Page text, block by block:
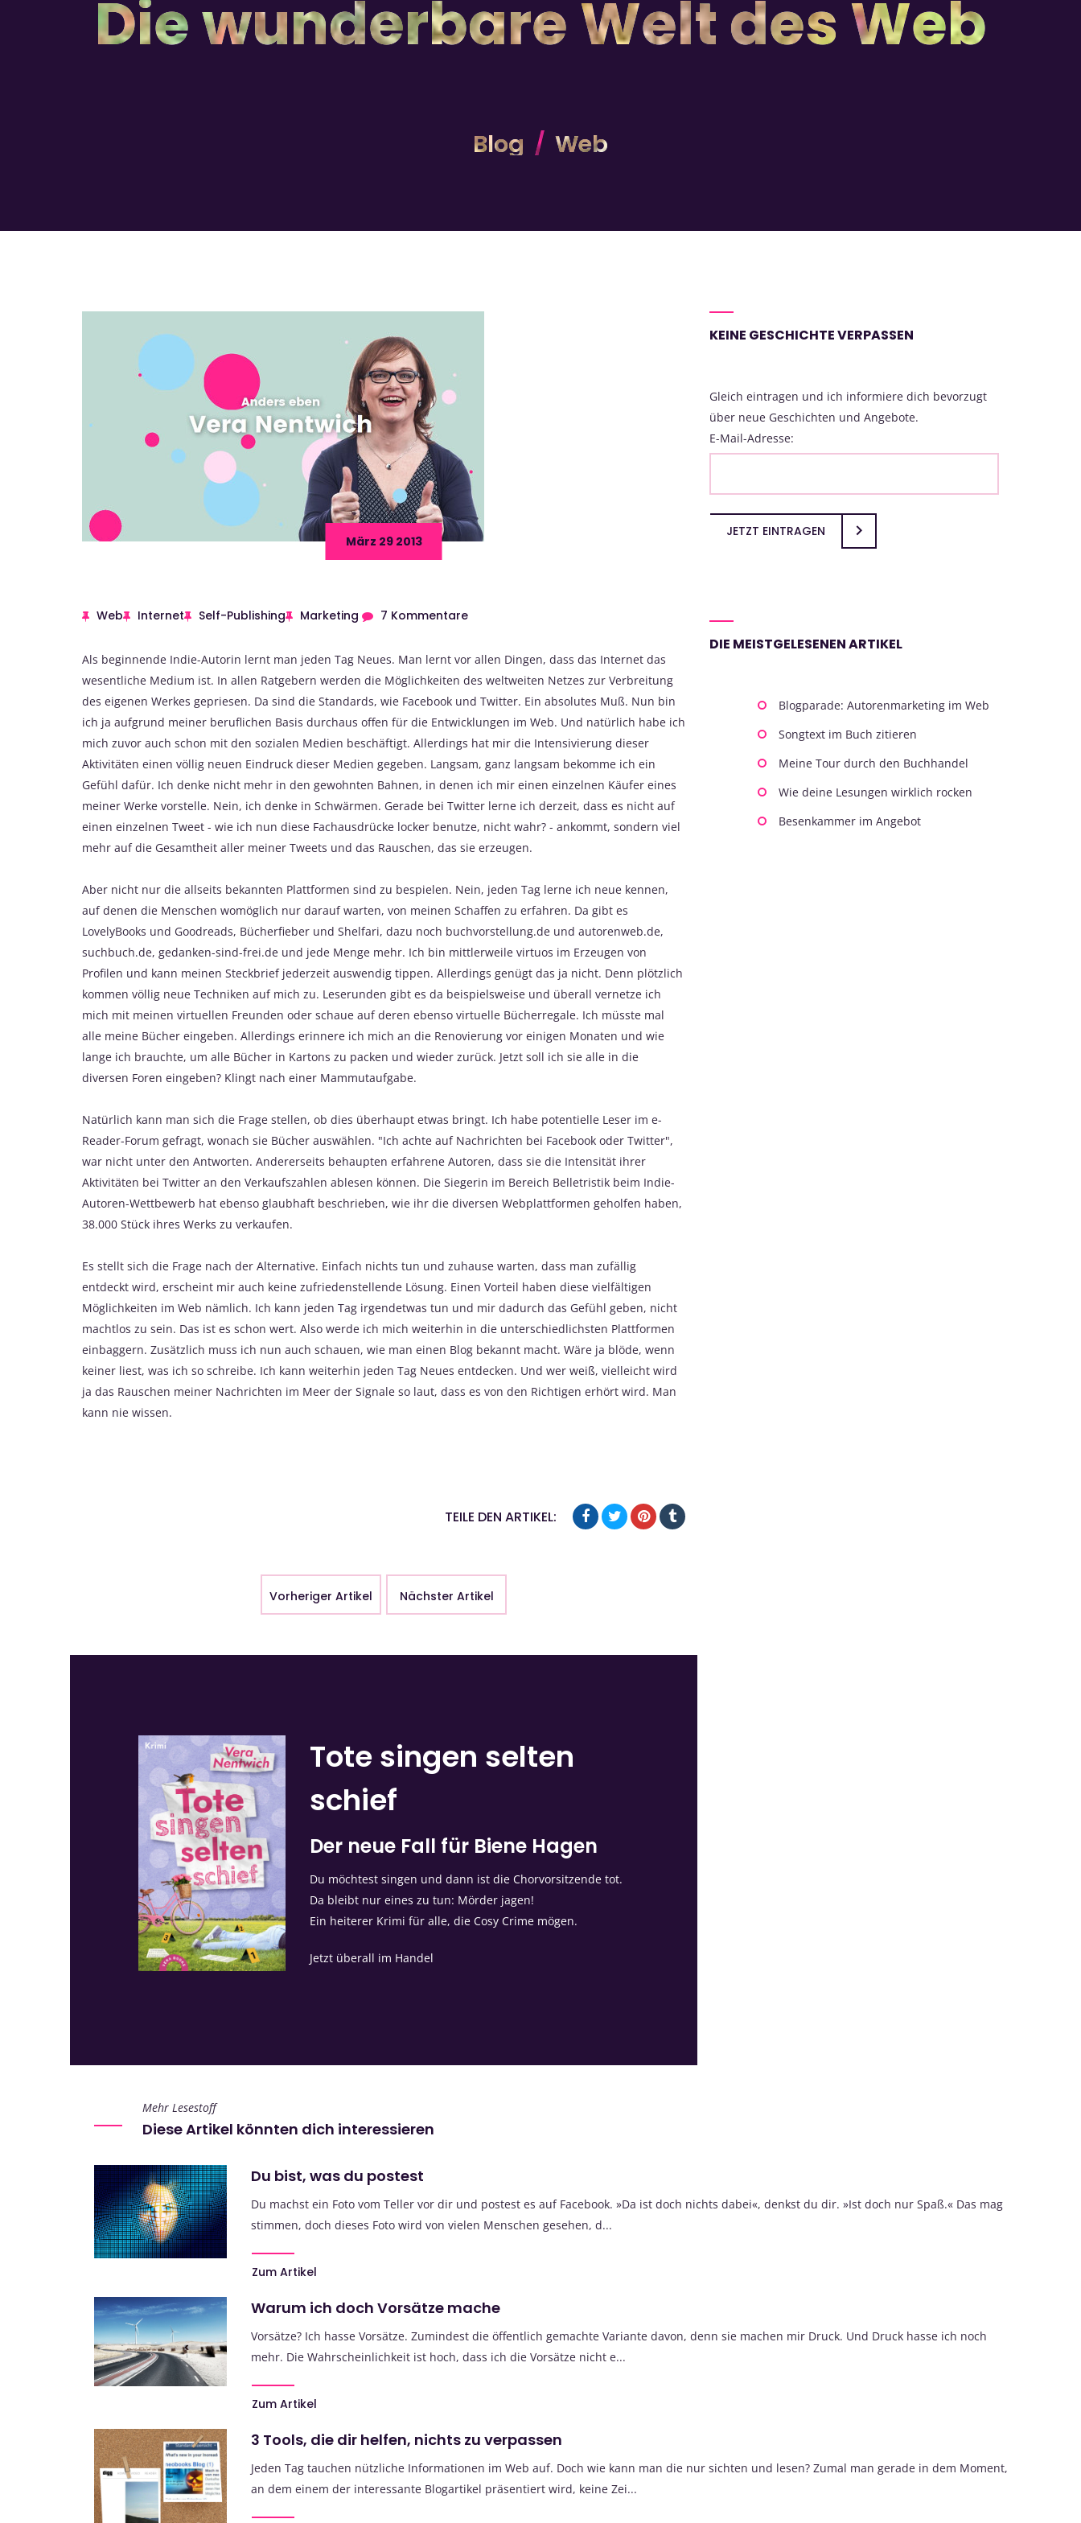
Die wunderbare Welt des Web
Blog Web
März 29 2013
Web Internet Self-Publishing Marketing 7 Kommentare
Als beginnende Indie-Autorin lernt man jeden Tag Neues. Man lernt vor allen Dingen, dass das Internet das
wesentliche Medium ist. In allen Ratgebern werden die Möglichkeiten des weltweiten Netzes zur Verbreitung
des eigenen Werkes gepriesen. Da sind die Standards, wie Facebook und Twitter. Ein absolutes Muß. Nun bin
ich ja aufgrund meiner beruflichen Basis durchaus offen für die Entwicklungen im Web. Und natürlich habe ich
mich zuvor auch schon mit den sozialen Medien beschäftigt. Allerdings hat mir die Intensivierung dieser
Aktivitäten einen völlig neuen Eindruck dieser Medien gegeben. Langsam, ganz langsam bekomme ich ein
Gefühl dafür. Ich denke nicht mehr in den gewohnten Bahnen, in denen ich mir einen einzelnen Käufer eines
meiner Werke vorstelle. Nein, ich denke in Schwärmen. Gerade bei Twitter lerne ich derzeit, dass es nicht auf
einen einzelnen Tweet - wie ich nun diese Fachausdrücke locker benutze, nicht wahr? - ankommt, sondern viel
mehr auf die Gesamtheit aller meiner Tweets und das Rauschen, das sie erzeugen.
Aber nicht nur die allseits bekannten Plattformen sind zu bespielen. Nein, jeden Tag lerne ich neue kennen,
auf denen die Menschen womöglich nur darauf warten, von meinen Schaffen zu erfahren. Da gibt es
LovelyBooks und Goodreads, Bücherfieber und Shelfari, dazu noch buchvorstellung.de und autorenweb.de,
suchbuch.de, gedanken-sind-frei.de und jede Menge mehr. Ich bin mittlerweile virtuos im Erzeugen von
Profilen und kann meinen Steckbrief jederzeit auswendig tippen. Allerdings genügt das ja nicht. Denn plötzlich
kommen völlig neue Techniken auf mich zu. Leserunden gibt es da beispielsweise und überall vernetze ich
mich mit meinen virtuellen Freunden oder schaue auf deren ebenso virtuelle Bücherregale. Ich müsste mal
alle meine Bücher eingeben. Allerdings erinnere ich mich an die Renovierung vor einigen Monaten und wie
lange ich brauchte, um alle Bücher in Kartons zu packen und wieder zurück. Jetzt soll ich sie alle in die
diversen Foren eingeben? Klingt nach einer Mammutaufgabe.
Natürlich kann man sich die Frage stellen, ob dies überhaupt etwas bringt. Ich habe potentielle Leser im e-
Reader-Forum gefragt, wonach sie Bücher auswählen. "Ich achte auf Nachrichten bei Facebook oder Twitter",
war nicht unter den Antworten. Andererseits behaupten erfahrene Autoren, dass sie die Intensität ihrer
Aktivitäten bei Twitter an den Verkaufszahlen ablesen können. Die Siegerin im Bereich Belletristik beim Indie-
Autoren-Wettbewerb hat ebenso glaubhaft beschrieben, wie ihr die diversen Webplattformen geholfen haben,
38.000 Stück ihres Werks zu verkaufen.
Es stellt sich die Frage nach der Alternative. Einfach nichts tun und zuhause warten, dass man zufällig
entdeckt wird, erscheint mir auch keine zufriedenstellende Lösung. Einen Vorteil haben diese vielfältigen
Möglichkeiten im Web nämlich. Ich kann jeden Tag irgendetwas tun und mir dadurch das Gefühl geben, nicht
machtlos zu sein. Das ist es schon wert. Also werde ich mich weiterhin in die unterschiedlichsten Plattformen
einbaggern. Zusätzlich muss ich nun auch schauen, wie man einen Blog bekannt macht. Wäre ja blöde, wenn
keiner liest, was ich so schreibe. Ich kann weiterhin jeden Tag Neues entdecken. Und wer weiß, vielleicht wird
ja das Rauschen meiner Nachrichten im Meer der Signale so laut, dass es von den Richtigen erhört wird. Man
kann nie wissen.
TEILE DEN ARTIKEL:
Vorheriger Artikel Nächster Artikel
Tote singen selten
schief
Der neue Fall für Biene Hagen
Du möchtest singen und dann ist die Chorvorsitzende tot.
Da bleibt nur eines zu tun: Mörder jagen!
Ein heiterer Krimi für alle, die Cosy Crime mögen.
Jetzt überall im Handel
Mehr Lesestoff
Diese Artikel könnten dich interessieren
Du bist, was du postest
Du machst ein Foto vom Teller vor dir und postest es auf Facebook. »Da ist doch nichts dabei«, denkst du dir. »Ist doch nur Spaß.« Das mag
stimmen, doch dieses Foto wird von vielen Menschen gesehen, d...
Zum Artikel
Warum ich doch Vorsätze mache
Vorsätze? Ich hasse Vorsätze. Zumindest die öffentlich gemachte Variante davon, denn sie machen mir Druck. Und Druck hasse ich noch
mehr. Die Wahrscheinlichkeit ist hoch, dass ich die Vorsätze nicht e...
Zum Artikel
3 Tools, die dir helfen, nichts zu verpassen
Jeden Tag tauchen nützliche Informationen im Web auf. Doch wie kann man die nur sichten und lesen? Zumal man gerade in dem Moment,
an dem einem der interessante Blogartikel präsentiert wird, keine Zei...
KEINE GESCHICHTE VERPASSEN
Gleich eintragen und ich informiere dich bevorzugt
über neue Geschichten und Angebote.
E-Mail-Adresse:
JETZT EINTRAGEN
DIE MEISTGELESENEN ARTIKEL
Blogparade: Autorenmarketing im Web
Songtext im Buch zitieren
Meine Tour durch den Buchhandel
Wie deine Lesungen wirklich rocken
Besenkammer im Angebot